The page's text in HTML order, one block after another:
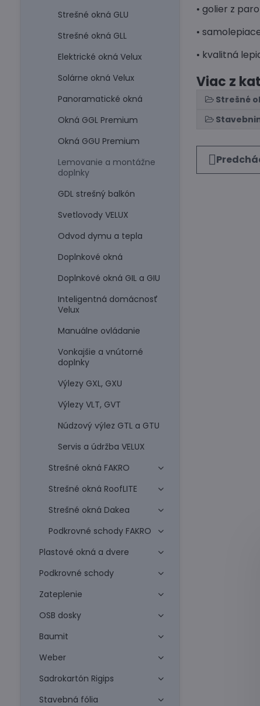
• golier z
•
• kvalitná
Viac z
Strešné
Strešné okná GLU
Strešné okná GLL
Elektrické okná Velux
Solárne okná Velux
Panoramatické okná
Okná GGL Premium
Okná GGU Premium
Lemovanie a montážne
doplnky
GDL strešný balkón
Svetlovody VELUX
Odvod dymu a tepla
Doplnkové okná
Doplnkové okná GIL a GIU
Inteligentná domácnosť
Velux
Manuálne ovládanie
Vonkajšie a vnútorné
doplnky
Výlezy GXL, GXU
Výlezy VLT, GVT
Núdzový výlez GTL a GTU
Servis a údržba VELUX
Strešné okná FAKRO
Strešné okná RoofLITE
Strešné okná Dakea
Podkrovné schody FAKRO
Plastové okná a dvere
Podkrovné schody
Zateplenie
OSB dosky
Baumit
Weber
Sadrokartón Rigips
Stavebná fólia